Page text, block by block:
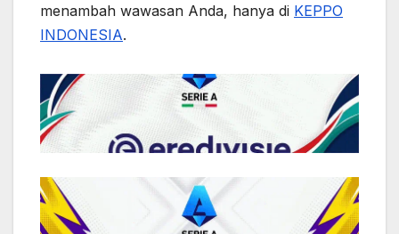
menambah wawasan Anda, hanya di KEPPO
INDONESIA.